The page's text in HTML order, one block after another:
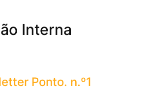
Interna
Ponto. n.º1